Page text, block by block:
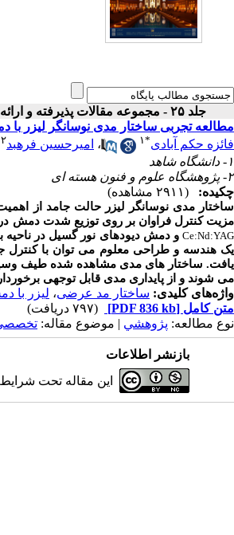
جلد ۲۵ - مجموعه مقالات پذیرفته و ارائه شده در بیست و پنجمین کنفرانس اپتیک و فوتونیک ایران
مطالعه تجربی ساختار مدی نوسانگر لیزر با
فائزه حکم آبادی*۱ ، امیرحسین فرهبد۲
۱- دانشگاه شاهد
۲- پژوهشگاه علوم و فنون هسته ای
چکیده:
(۲۹۱۱ مشاهده)
ساختار مدی نوسانگر لیزر حالت جامد از
مزیت کنترل فراوان بر روی توزیع شدت دمش
Ce:Nd:YAG و دمش دیودهای نور گسیل در
یک هندسه و طراحی معلوم می توان با کنترل
یافت. ساختار های مدی مشاهده شده طیف
می شوند و از پایداری مدی قابل توجهی
واژه‌های کلیدی: ساختار مد عرضی، لیزر با
متن کامل [PDF 836 kb]
(۷۹۷ دریافت)
نوع مطالعه: پژوهشي | موضوع مقاله:
بازنشر اطلاعات
این مقاله تحت شرایط